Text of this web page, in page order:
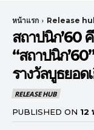
หน้าแรก Release
สถาปนิก’60
“สถาปนิก
รางวัลบูธยอด
RELEASE HUB
PUBLISHED ON 12